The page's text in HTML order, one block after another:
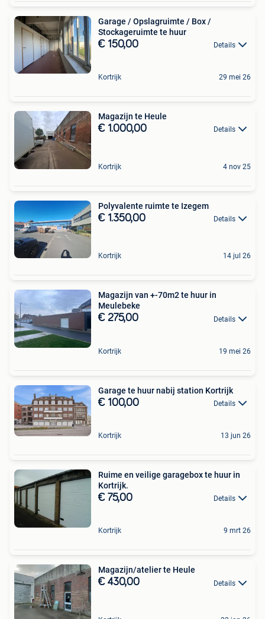
Garage / Opslagruimte / Box /
Stockageruimte te huur
€ 150,00 Details
Kortrijk 29 mei 26
Magazijn te Heule
€ 1.000,00 Details
Kortrijk 4 nov 25
Polyvalente ruimte te Izegem
€ 1.350,00 Details
Kortrijk 14 jul 26
Magazijn van +-70m2 te huur in
Meulebeke
€ 275,00 Details
Kortrijk 19 mei 26
Garage te huur nabij station Kortrijk
€ 100,00 Details
Kortrijk 13 jun 26
Ruime en veilige garagebox te huur in
Kortrijk.
€ 75,00 Details
Kortrijk 9 mrt 26
Magazijn/atelier te Heule
€ 430,00 Details